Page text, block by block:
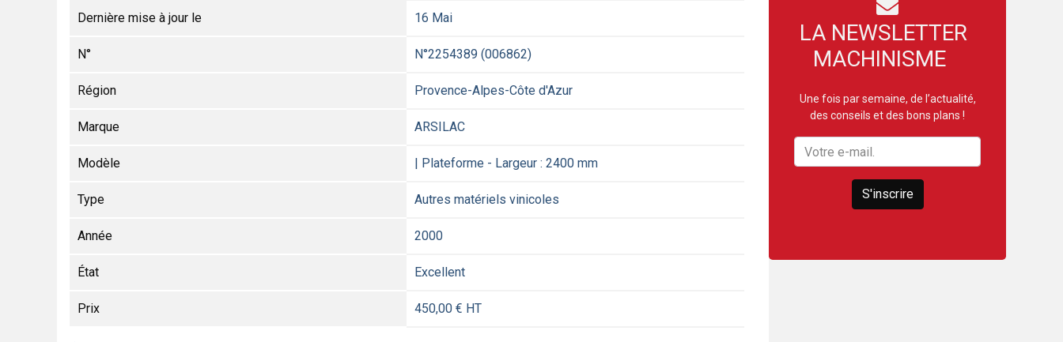
Dernière mise à jour le 16 Mai
N° N°2254389 (006862)
Région Provence-Alpes-Côte d'Azur
Marque ARSILAC
Modèle | Plateforme - Largeur : 2400 mm
Type Autres matériels vinicoles
Année 2000
État Excellent
Prix 450,00 € HT
LA NEWSLETTER
MACHINISME
Une fois par semaine, de l’actualité,
des conseils et des bons plans !
S'inscrire